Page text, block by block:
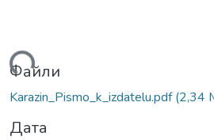
Файли
Karazin_Pismo_k_izdatelu.pdf(2,34
Дата